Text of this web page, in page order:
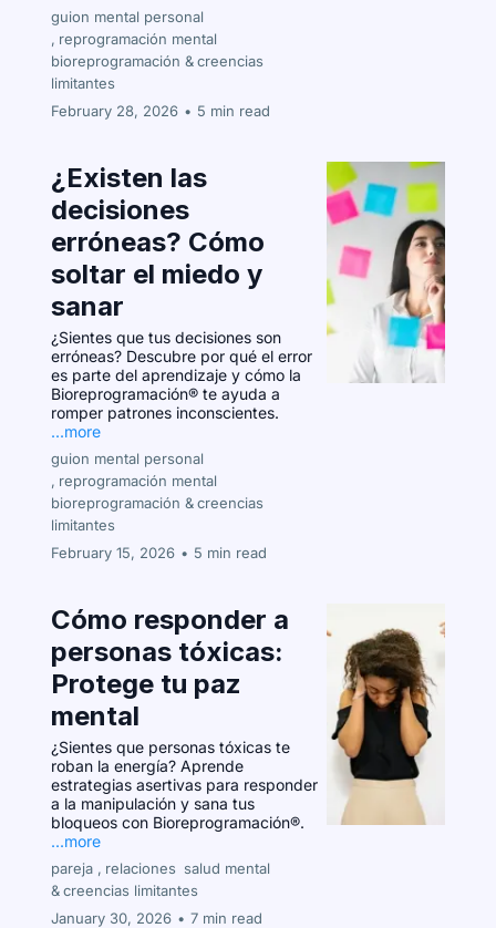
guion mental personal
, reprogramación mental
bioreprogramación &creencias
limitantes
February 28, 2026 • 5 min read
¿Existen las
decisiones
erróneas? Cómo
soltar el miedo y
sanar
¿Sientes que tus decisiones son
erróneas? Descubre por qué el error
es parte del aprendizaje y cómo la
Bioreprogramación® te ayuda a
romper patrones inconscientes.
...more
guion mental personal
, reprogramación mental
bioreprogramación &creencias
limitantes
February 15, 2026 • 5 min read
Cómo responder a
personas tóxicas:
Protege tu paz
mental
¿Sientes que personas tóxicas te
roban la energía? Aprende
estrategias asertivas para responder
a la manipulación y sana tus
bloqueos con Bioreprogramación®.
...more
pareja , relaciones salud mental
&creencias limitantes
January 30, 2026 • 7 min read